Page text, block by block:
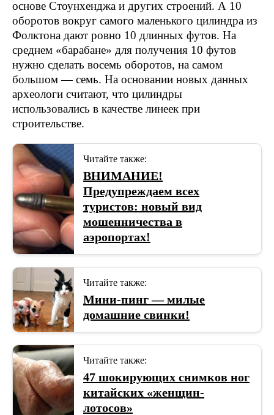
основе Стоунхенджа и других строений. А 10
оборотов вокруг самого маленького цилиндра из
Фолктона дают ровно 10 длинных футов. На
среднем «барабане» для получения 10 футов
нужно сделать восемь оборотов, на самом
большом — семь. На основании новых данных
археологи считают, что цилиндры
использовались в качестве линеек при
строительстве.
Читайте также:
ВНИМАНИЕ!
Предупреждаем всех
туристов: новый вид
мошенничества в
аэропортах!
Читайте также:
Мини-пинг — милые
домашние свинки!
Читайте также:
47 шокирующих снимков ног
китайских «женщин-
лотосов»